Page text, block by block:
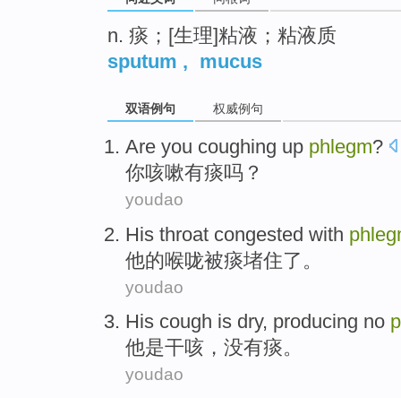
n. 痰；[生理]粘液；粘液质
sputum , mucus
双语例句 权威例句
Are you coughing up phlegm?
你咳嗽有痰吗？
youdao
His throat congested with
他的喉咙被痰堵住了。
youdao
His cough is dry, producing no
他是干咳 ， 没有痰。
youdao